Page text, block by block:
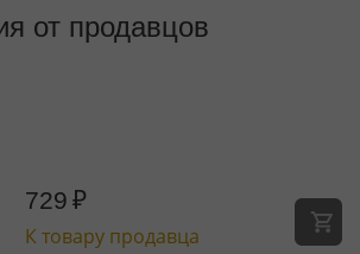
от продавцов
729 ₽
К товару продавца